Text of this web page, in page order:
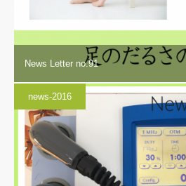
News Letter no.91
news-2016